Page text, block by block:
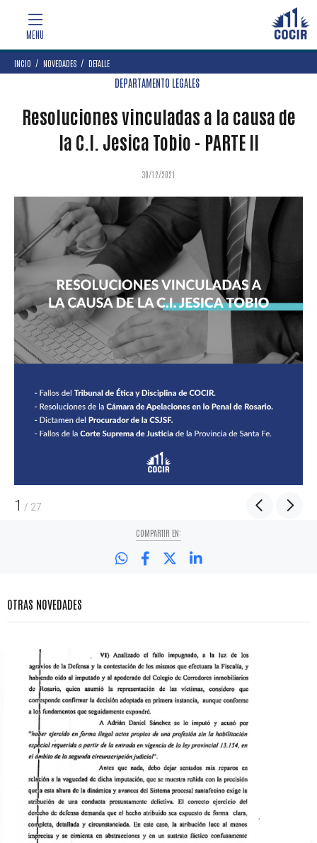
INCIO NOVEDADES DETALLE
DEPARTAMENTO LEGALES
Resoluciones vinculadas a la causa de
la C.I. Jesica Tobio - PARTE II
30/12/2021
1 / 27
COMPARTIR EN:
OTRAS NOVEDADES